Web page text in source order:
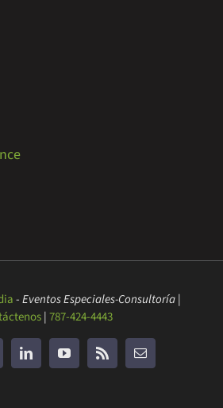
-Eventos Especiales-Consultoría|
|787-424-4443
LinkedInYouTubeRss
Correo
electrónico